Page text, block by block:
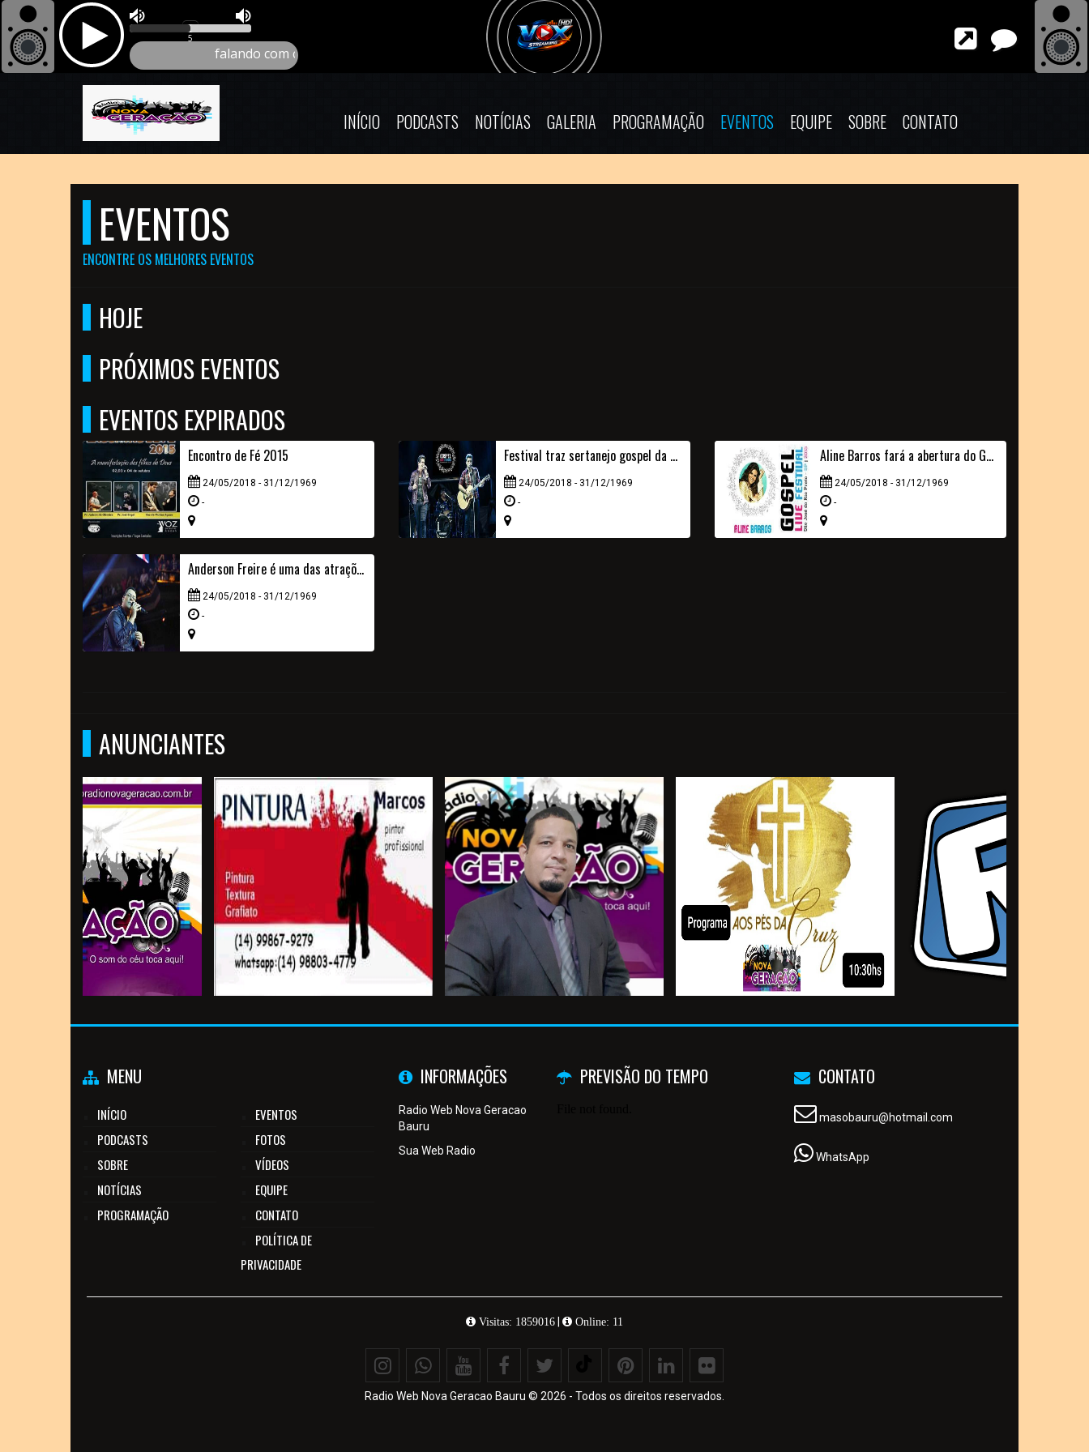
INÍCIO PODCASTS NOTÍCIAS GALERIA PROGRAMAÇÃO EVENTOS EQUIPE SOBRE CONTATO
EVENTOS
ENCONTRE OS MELHORES EVENTOS
HOJE
PRÓXIMOS EVENTOS
EVENTOS EXPIRADOS
Encontro de Fé 2015
24/05/2018 - 31/12/1969
-
Festival traz sertanejo gospel da dupla André e Felipe
24/05/2018 - 31/12/1969
-
Aline Barros fará a abertura do Gospel Live Festival
24/05/2018 - 31/12/1969
-
Anderson Freire é uma das atrações do segundo dia do Gospel Live Festival
24/05/2018 - 31/12/1969
-
ANUNCIANTES
MENU
INÍCIO
PODCASTS
SOBRE
NOTÍCIAS
PROGRAMAÇÃO
EVENTOS
FOTOS
VÍDEOS
EQUIPE
CONTATO
POLÍTICA DE
PRIVACIDADE
INFORMAÇÕES
Radio Web Nova Geracao
Bauru
Sua Web Radio
PREVISÃO DO TEMPO CONTATO
masobauru@hotmail.com
WhatsApp
Visitas: 1859016 Online: 11
Radio Web Nova Geracao Bauru © 2026 - Todos os direitos reservados.